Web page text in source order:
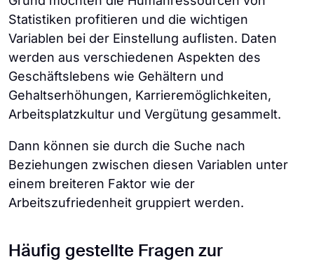
Statistiken profitieren und die wichtigen
Variablen bei der Einstellung auflisten. Daten
werden aus verschiedenen Aspekten des
Geschäftslebens wie Gehältern und
Gehaltserhöhungen, Karrieremöglichkeiten,
Arbeitsplatzkultur und Vergütung gesammelt.
Dann können sie durch die Suche nach
Beziehungen zwischen diesen Variablen unter
einem breiteren Faktor wie der
Arbeitszufriedenheit gruppiert werden.
Häufig gestellte Fragen zur